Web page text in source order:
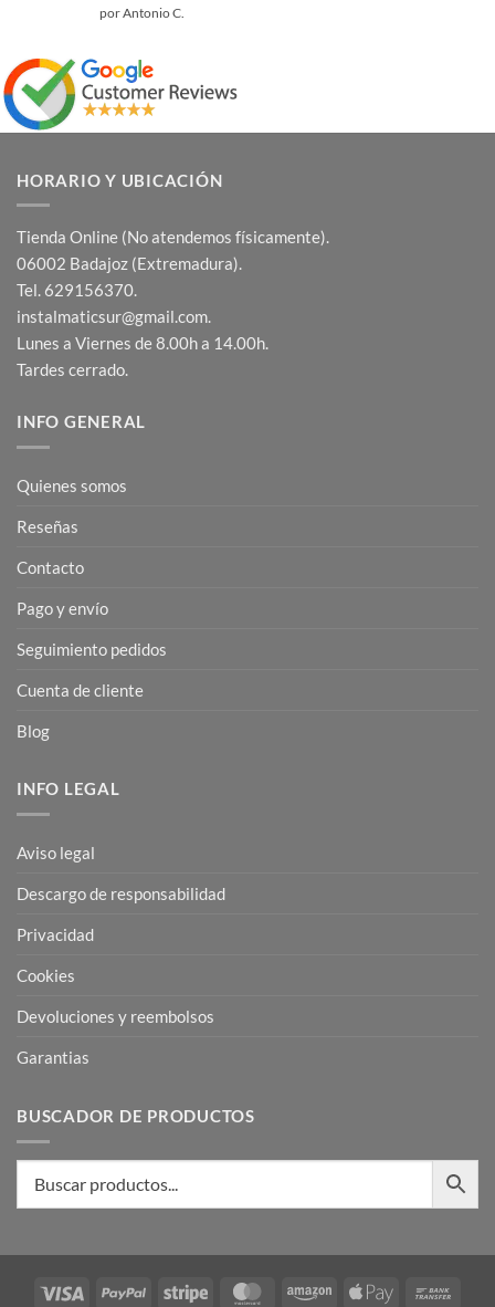
Valorado
por Antonio C.
HORARIO Y UBICACIÓN
Tienda Online (No atendemos físicamente).
06002 Badajoz (Extremadura).
Tel. 629156370.
instalmaticsur@gmail.com.
Lunes a Viernes de 8.00h a 14.00h.
Tardes cerrado.
INFO GENERAL
Quienes somos
Reseñas
Contacto
Pago y envío
Seguimiento pedidos
Cuenta de cliente
Blog
INFO LEGAL
Aviso legal
Descargo de responsabilidad
Privacidad
Cookies
Devoluciones y reembolsos
Garantias
BUSCADOR DE PRODUCTOS
Visa PayPal Stripe MasterCardAmazonApple